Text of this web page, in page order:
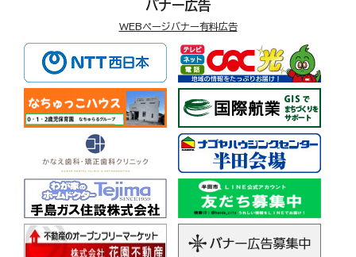
バナー広告
WEBページバナー有料広告